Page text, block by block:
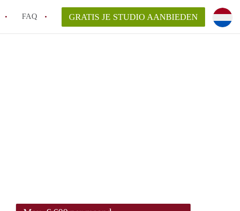
FAQ GRATIS JE STUDIO AANBIEDEN